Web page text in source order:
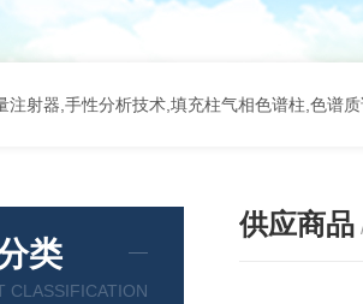
注射器,手性分析技术,填充柱气相色谱柱,色谱
类
CLASSIFICATION
供应商品